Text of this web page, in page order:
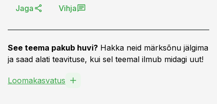
Jaga Vihja
See teema pakub huvi? Hakka neid märksõnu jälgima
ja saad alati teavituse, kui sel teemal ilmub midagi uut!
Loomakasvatus